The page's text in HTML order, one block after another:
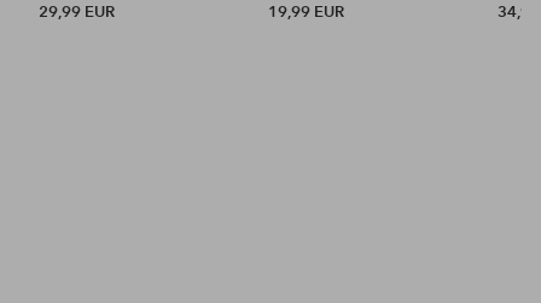
29,99 EUR
19,99 EUR
34,99